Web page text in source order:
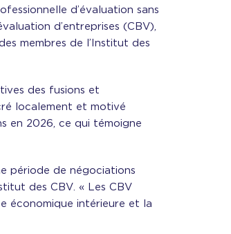
d’évaluation sans
d’entreprises (CBV),
membres de l’Institut des
des fusions et
localement et motivé
en 2026, ce qui témoigne
période de négociations
des CBV. « Les CBV
économique intérieure et la